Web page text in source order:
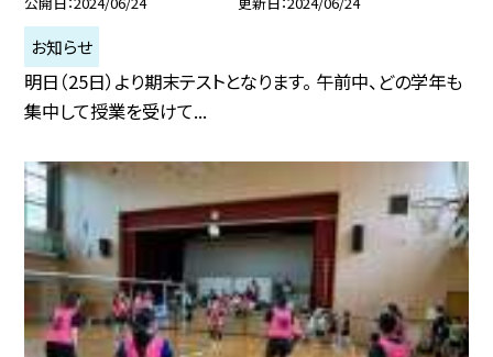
お知らせ
明日（25日）より期末テストとなります。 午前中、どの学年も
集中して授業を受けて...